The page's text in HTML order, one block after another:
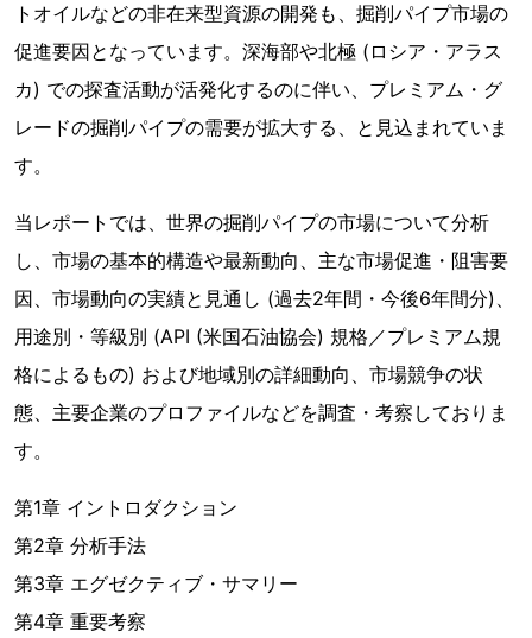
トオイルなどの非在来型資源の開発も、掘削パイプ市場の
促進要因となっています。深海部や北極 (ロシア・アラス
カ) での探査活動が活発化するのに伴い、プレミアム・グ
レードの掘削パイプの需要が拡大する、と見込まれていま
す。
当レポートでは、世界の掘削パイプの市場について分析
し、市場の基本的構造や最新動向、主な市場促進・阻害要
因、市場動向の実績と見通し (過去2年間・今後6年間分)、
用途別・等級別 (API (米国石油協会) 規格／プレミアム規
格によるもの) および地域別の詳細動向、市場競争の状
態、主要企業のプロファイルなどを調査・考察しておりま
す。
第1章 イントロダクション
第2章 分析手法
第3章 エグゼクティブ・サマリー
第4章 重要考察